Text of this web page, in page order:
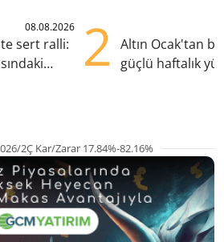
08.08.2026
sert ralli:
2
Altın Ocak'tan
güçlü haftalık
2Ç Kar/Zarar 17.84%-82.16%